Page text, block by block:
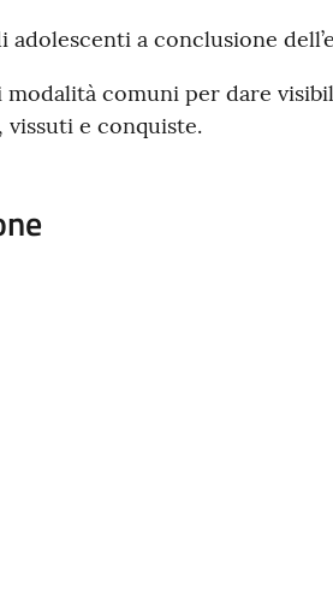
a conclusione
comuni per dare
e conquiste.